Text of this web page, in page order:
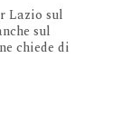
Lazio sul
sul
chiede di